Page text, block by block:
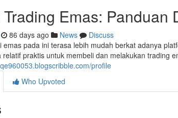
Emas: Panduan
86 days ago News
Discuss
emas pada ini terasa lebih mudah berkat adanya
relatif praktis untuk membeli dan melakukan trading
profile
Who Upvoted